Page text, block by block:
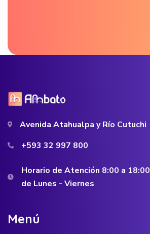
Avenida Atahualpa y Río Cutuchi
+593 32 997 800
Horario de Atención 8:00 a 18:00
de Lunes - Viernes
Menú